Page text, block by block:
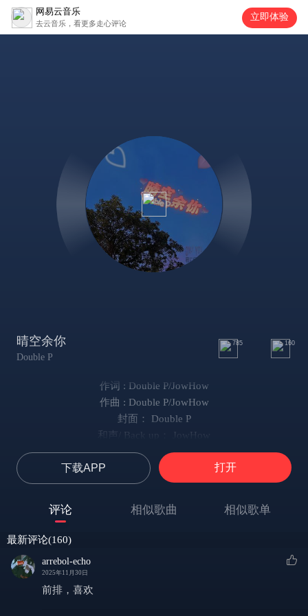
网易云音乐
去云音乐，看更多走心评论
立即体验
晴空余你
Double P
785 160
作词 : Double P/JowHow
作曲 : Double P/JowHow
封面： Double P
和声/ Back up： JowHow
和声词/曲： JowHow
混音： FAT_ XXX
每当看到你的笑容就能吸引我的注意力
无数时间都对你思念
My girl, Iwon't give up on you
下载APP 打开
评论 相似歌曲 相似歌单
最新评论(160)
arrebol-echo
2025年11月30日
前排，喜欢